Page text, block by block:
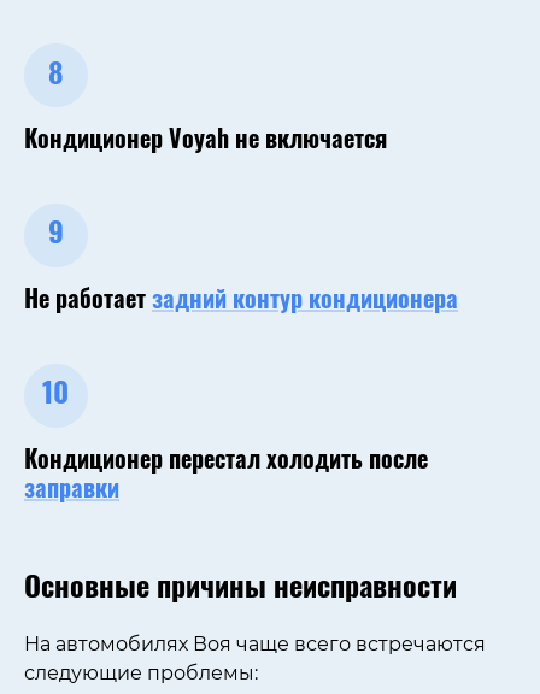
8
Кондиционер Voyah не включается
9
Не работает задний контур кондиционера
10
Кондиционер перестал холодить после
заправки
Основные причины неисправности
На автомобилях Воя чаще всего встречаются
следующие проблемы: